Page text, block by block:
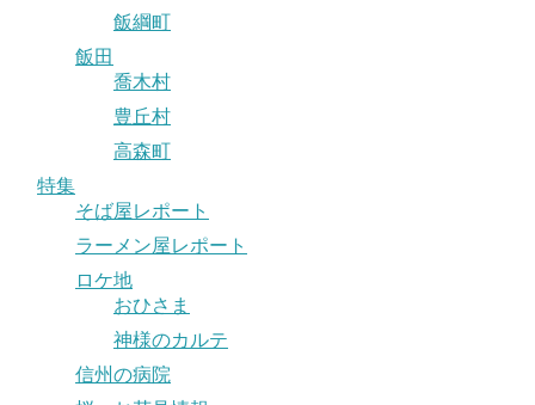
飯綱町
飯田
喬木村
豊丘村
高森町
特集
そば屋レポート
ラーメン屋レポート
ロケ地
おひさま
神様のカルテ
信州の病院